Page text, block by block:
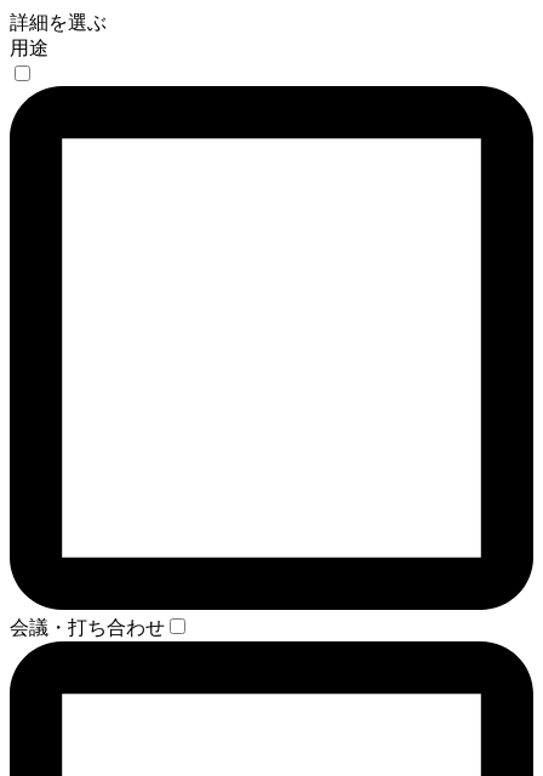
詳細を選ぶ
用途
会議・打ち合わせ